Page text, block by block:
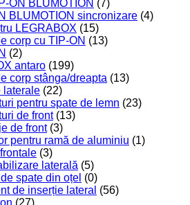
ON BLUMOTION (7)
BLUMOTION sincronizare (4)
LEGRABOX (15)
corp cu TIP-ON (13)
(2)
antaro (199)
corp stânga/dreapta (13)
laterale (22)
pentru spate de lemn (23)
de front (13)
de front (3)
pentru ramă de aluminiu (1)
(3)
laterală (5)
spate din oțel (0)
de inserție lateral (56)
(27)